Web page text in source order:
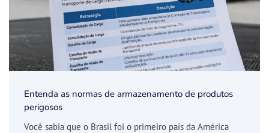
Entenda as normas de armazenamento de produtos
perigosos
Você sabia que o Brasil foi o primeiro país da América